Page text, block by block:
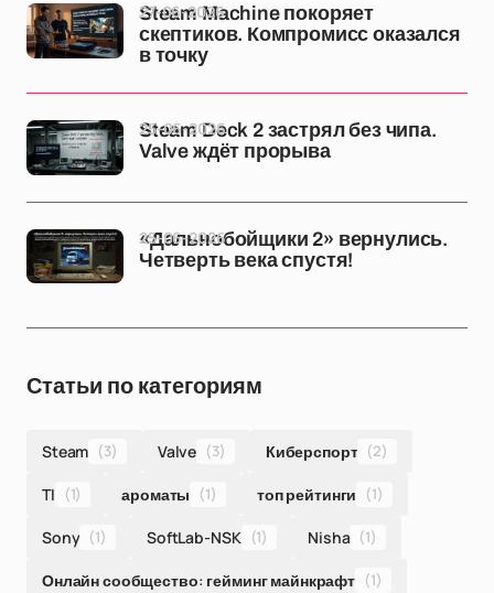
Steam Machine покоряет
скептиков. Компромисс оказался
в точку
27-06-2026
Steam Deck 2 застрял без чипа.
Valve ждёт прорыва
25-06-2026
«Дальнобойщики 2» вернулись.
Четверть века спустя!
25-06-2026
Статьи по категориям
Steam (3) Valve (3) Киберспорт (2)
TI (1) ароматы (1) топ рейтинги (1)
Sony (1) SoftLab-NSK (1) Nisha (1)
Онлайн сообщество: гейминг майнкрафт (1)